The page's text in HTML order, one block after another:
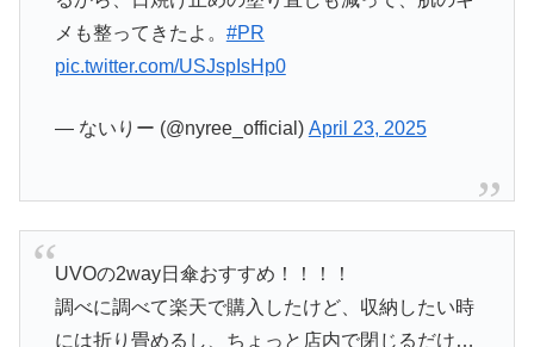
メも整ってきたよ。 #PR
pic.twitter.com/USJspIsHp0
— ないりー (@nyree_official) April 23, 2025
UVOの2way日傘おすすめ！！！！
調べに調べて楽天で購入したけど、収納したい時
には折り畳めるし、ちょっと店内で閉じるだけ…